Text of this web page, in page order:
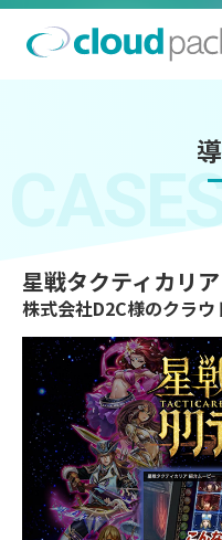
星戦タクティカリア
株式会社D2C様のクラ